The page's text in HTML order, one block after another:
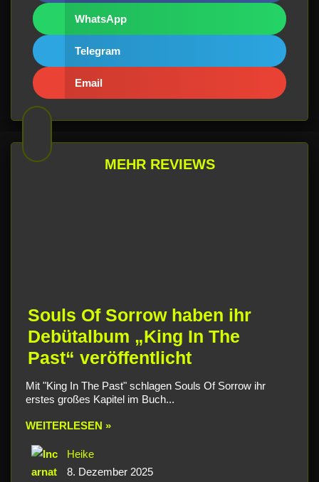
WhatsApp
Telegram
Email
MEHR REVIEWS
Souls Of Sorrow haben ihr
Debütalbum „King In The
Past“ veröffentlicht
Mit "King In The Past" schlagen Souls Of Sorrow ihr
erstes großes Kapitel im Buch...
WEITERLESEN »
Heike
8. Dezember 2025